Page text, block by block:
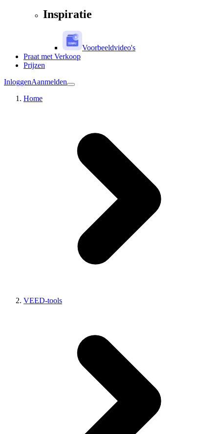
Inspiratie
Voorbeeldvideo's
Praat met Verkoop
Prijzen
InloggenAanmelden
Home
VEED-tools